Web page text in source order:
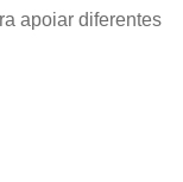
apoiar diferentes